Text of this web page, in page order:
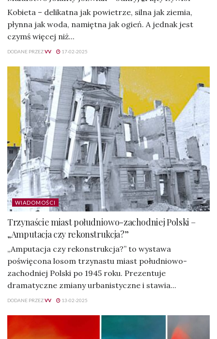
Kobieta – delikatna jak powietrze, silna jak ziemia,
płynna jak woda, namiętna jak ogień. A jednak jest
czymś więcej niż...
DODANE PRZEZVV 17-02-2025
WIADOMOŚCI
Trzynaście miast południowo-zachodniej Polski –
„Amputacja czy rekonstrukcja?”
„Amputacja czy rekonstrukcja?” to wystawa
poświęcona losom trzynastu miast południowo-
zachodniej Polski po 1945 roku. Prezentuje
dramatyczne zmiany urbanistyczne i stawia...
DODANE PRZEZVV 13-02-2025